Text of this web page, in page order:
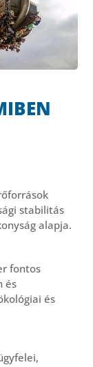
stabilitás
alapja.
fontos
és
és